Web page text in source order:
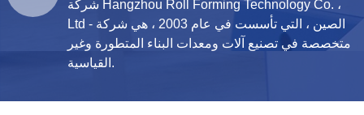
شركة Hangzhou Roll Forming Technology Co. ،
Ltd - الصين ، التي تأسست في عام 2003 ، هي شركة
متخصصة في تصنيع آلات ومعدات البناء المتطورة وغير
القياسية.